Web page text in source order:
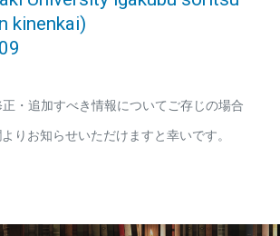
kinenkai)
・追加すべき情報についてご存じの場合
りお知らせいただけますと幸いです。